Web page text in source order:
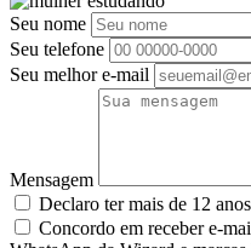
Seu nome
Seu telefone
Seu melhor e-mail
Mensagem
Declaro ter mais de 12
Concordo em receber e-